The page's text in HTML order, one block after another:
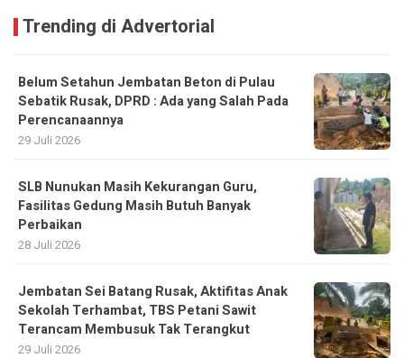
Trending di Advertorial
Belum Setahun Jembatan Beton di Pulau
Sebatik Rusak, DPRD : Ada yang Salah Pada
Perencanaannya
29 Juli 2026
SLB Nunukan Masih Kekurangan Guru,
Fasilitas Gedung Masih Butuh Banyak
Perbaikan
28 Juli 2026
Jembatan Sei Batang Rusak, Aktifitas Anak
Sekolah Terhambat, TBS Petani Sawit
Terancam Membusuk Tak Terangkut
29 Juli 2026